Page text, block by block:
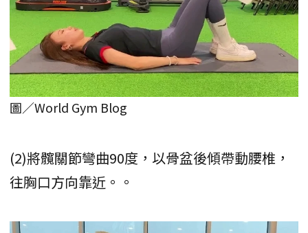
圖／World Gym Blog
(2)將髖關節彎曲90度，以骨盆後傾帶動腰椎，
往胸口方向靠近。。